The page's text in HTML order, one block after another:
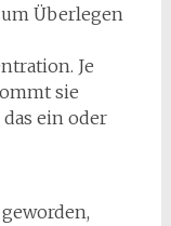
Überlegen
Je
sie
ein oder